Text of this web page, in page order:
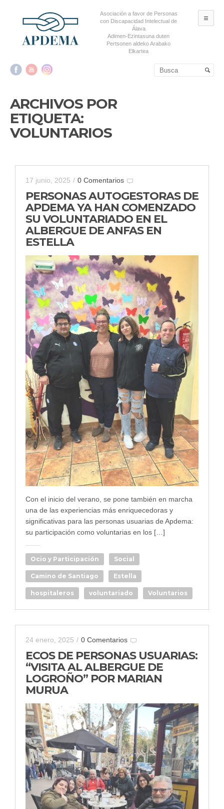
Asociación a favor de Personas
con Discapacidad Intelectual de
Álava
Adimen-Ezintasuna duten
Pertsonen aldeko Arabako
Elkartea
secundario
ARCHIVOS POR
ETIQUETA:
VOLUNTARIOS
17 junio, 2025 / 0 Comentarios
PERSONAS AUTOGESTORAS DE
APDEMA YA HAN COMENZADO
SU VOLUNTARIADO EN EL
ALBERGUE DE ANFAS EN
ESTELLA
Con el inicio del verano, se pone también en marcha
una de las experiencias más enriquecedoras y
significativas para las personas usuarias de Apdema:
su participación como voluntarias en los […]
Ocio y Participación Social
Camino de Santiago Estella
hospitaleros voluntariado Voluntarios
24 enero, 2025 / 0 Comentarios
ECOS DE PERSONAS USUARIAS:
“VISITA AL ALBERGUE DE
LOGROÑO” POR MARIAN
MURUA